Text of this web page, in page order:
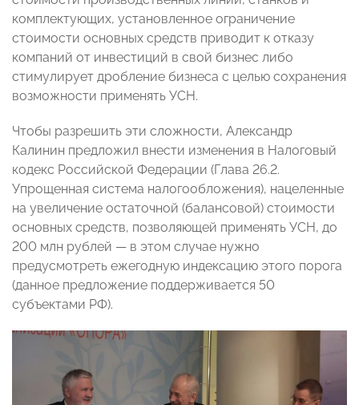
комплектующих, установленное ограничение
стоимости основных средств приводит к отказу
компаний от инвестиций в свой бизнес либо
стимулирует дробление бизнеса с целью сохранения
возможности применять УСН.
Чтобы разрешить эти сложности, Александр
Калинин предложил внести изменения в Налоговый
кодекс Российской Федерации (Глава 26.2.
Упрощенная система налогообложения), нацеленные
на увеличение остаточной (балансовой) стоимости
основных средств, позволяющей применять УСН, до
200 млн рублей — в этом случае нужно
предусмотреть ежегодную индексацию этого порога
(данное предложение поддерживается 50
субъектами РФ).